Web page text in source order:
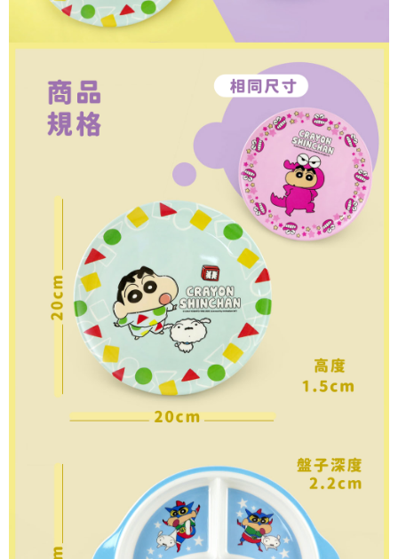
４．使用「AFTEE先享後付」時，將依據個別帳號之用戶狀況，依本公司即
時審查核予不同之上限額度；若仍有額度不足之情形，本公司將視審查結果
５．嚴禁一人註冊多個帳號或使用他人資訊註冊。若發現惡意使用之情形，
恩沛科技股份有限公司將有權停止該用戶之使用額度並採取法律行動。